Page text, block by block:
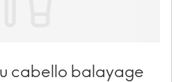
cabello balayage